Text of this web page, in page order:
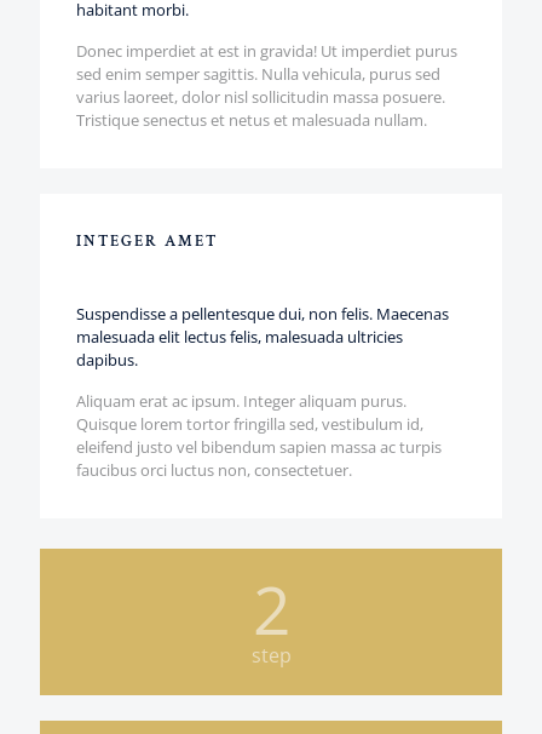
habitant morbi.
Donec imperdiet at est in gravida! Ut imperdiet purus
sed enim semper sagittis. Nulla vehicula, purus sed
varius laoreet, dolor nisl sollicitudin massa posuere.
Tristique senectus et netus et malesuada nullam.
INTEGER AMET
Suspendisse a pellentesque dui, non felis. Maecenas
malesuada elit lectus felis, malesuada ultricies
dapibus.
Aliquam erat ac ipsum. Integer aliquam purus.
Quisque lorem tortor fringilla sed, vestibulum id,
eleifend justo vel bibendum sapien massa ac turpis
faucibus orci luctus non, consectetuer.
2
step